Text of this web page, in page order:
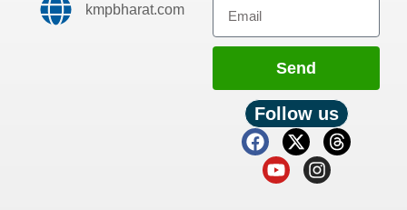
kmpbharat.com
Send
Follow us